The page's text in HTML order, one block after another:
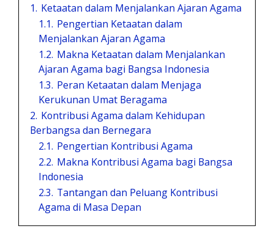
1. Ketaatan dalam Menjalankan Ajaran Agama
1.1. Pengertian Ketaatan dalam
Menjalankan Ajaran Agama
1.2. Makna Ketaatan dalam Menjalankan
Ajaran Agama bagi Bangsa Indonesia
1.3. Peran Ketaatan dalam Menjaga
Kerukunan Umat Beragama
2. Kontribusi Agama dalam Kehidupan
Berbangsa dan Bernegara
2.1. Pengertian Kontribusi Agama
2.2. Makna Kontribusi Agama bagi Bangsa
Indonesia
2.3. Tantangan dan Peluang Kontribusi
Agama di Masa Depan